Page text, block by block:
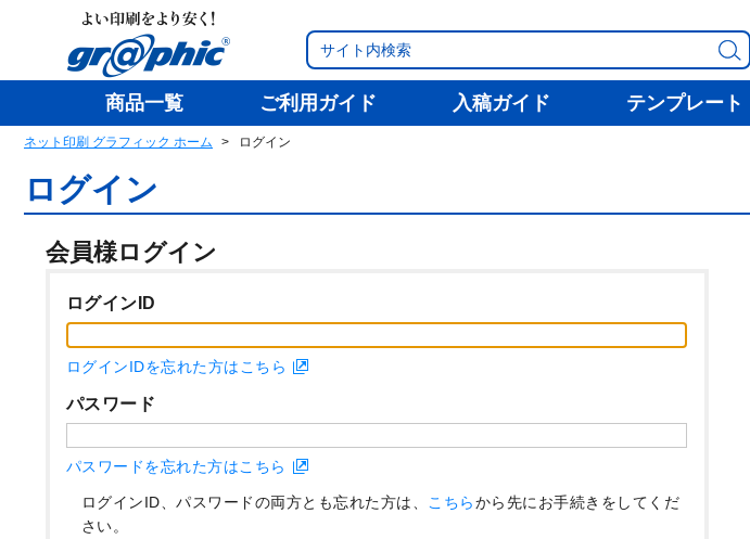
商品一覧 ご利用ガイド 入稿ガイド テンプレート
ネット印刷 グラフィック ホーム ログイン
ログイン
会員様ログイン
ログインID
ログインIDを忘れた方はこちら
パスワード
パスワードを忘れた方はこちら
ログインID、パスワードの両方とも忘れた方は、 こちらから先にお手続きをしてくだ
さい。